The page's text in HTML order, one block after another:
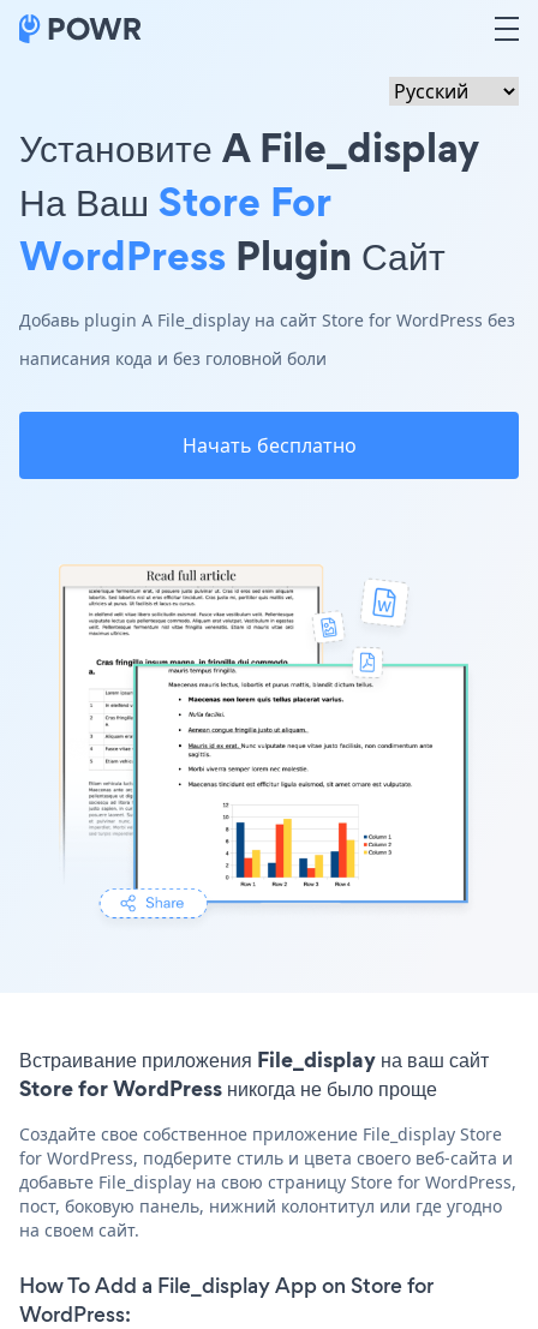
Установите A File_display
На Ваш Store For
WordPress Plugin Сайт
Добавь plugin A File_display на сайт Store for WordPress без
написания кода и без головной боли
Начать бесплатно
Встраивание приложения File_display на ваш сайт
Store for WordPress никогда не было проще
Создайте свое собственное приложение File_display Store
for WordPress, подберите стиль и цвета своего веб-сайта и
добавьте File_display на свою страницу Store for WordPress,
пост, боковую панель, нижний колонтитул или где угодно
на своем сайт.
How To Add a File_display App on Store for
WordPress: